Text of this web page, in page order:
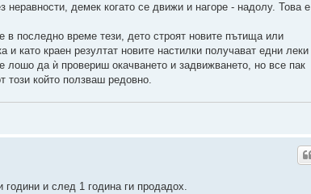
демек когато се движи и нагоре - надолу. Това е
в последно време тези, дето строят новите пътища или
и като краен резултат новите настилки получават едни леки
лошо да ѝ провериш окачването и задвижването, но все пак
този който ползваш редовно.
и след 1 година ги продадох.